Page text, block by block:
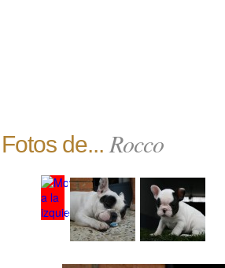
Fotos de... Rocco